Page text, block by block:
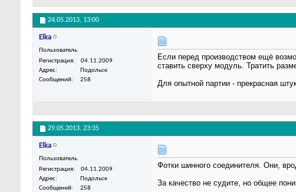
24.05.2013, 13:00
Elka
Пользователь
Регистрация
04.11.2009
Адрес
Подольск
Сообщений
258
Если перед производством ещё
ставить сверху модуль. Тратить
Для опытной партии - прекрасная
29.05.2013, 23:35
Elka
Пользователь
Регистрация
04.11.2009
Адрес
Подольск
Сообщений
258
Фотки шинного соединителя. Они,
За качество не судите, но общее